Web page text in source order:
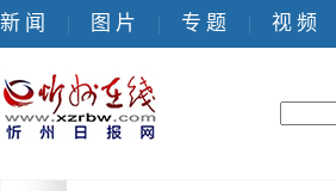
新 闻 | 图 片 | 专 题 | 视 频